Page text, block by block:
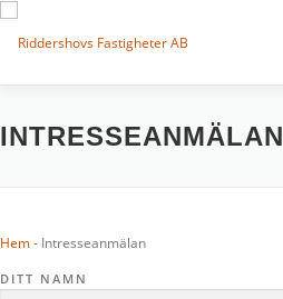
innehåll
FASTIGHETER UTHYRES
INTRESSEANMÄLAN
Hem- Intresseanmälan
DITT NAMN